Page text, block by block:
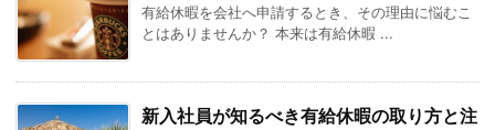
有給休暇を会社へ申請するとき、その理由に悩むこ
とはありませんか？ 本来は有給休暇 ...
新入社員が知るべき有給休暇の取り方と注